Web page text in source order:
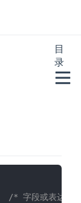
/* 字段或表达式
目
录